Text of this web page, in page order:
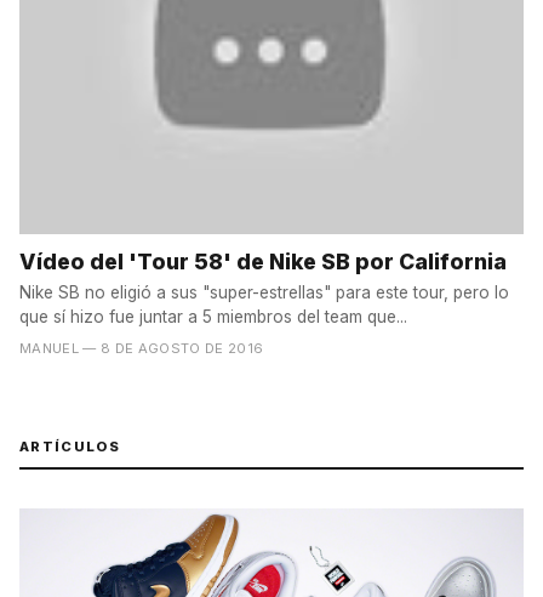
Vídeo del 'Tour 58' de Nike SB por California
Nike SB no eligió a sus "super-estrellas" para este tour, pero lo
que sí hizo fue juntar a 5 miembros del team que...
MANUEL — 8 DE AGOSTO DE 2016
ARTÍCULOS